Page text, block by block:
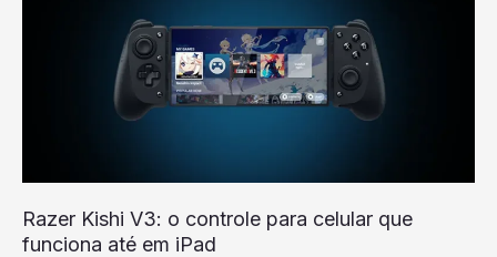
Razer Kishi V3: o controle para celular que
funciona até em iPad
funciona
até
em